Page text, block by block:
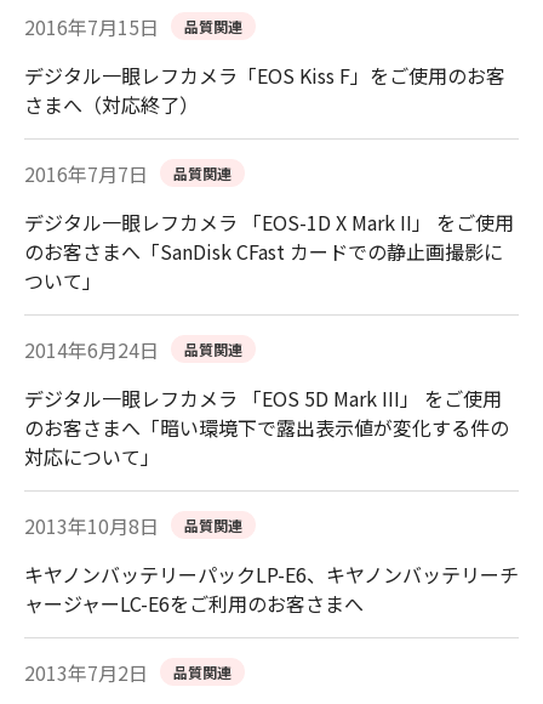
2016年7月15日 品質関連
デジタル一眼レフカメラ「EOS Kiss F」をご使用のお客
さまへ（対応終了）
2016年7月7日 品質関連
デジタル一眼レフカメラ 「EOS-1D X Mark II」 をご使用
のお客さまへ「SanDisk CFast カードでの静止画撮影に
ついて」
2014年6月24日 品質関連
デジタル一眼レフカメラ 「EOS 5D Mark III」 をご使用
のお客さまへ「暗い環境下で露出表示値が変化する件の
対応について」
2013年10月8日 品質関連
キヤノンバッテリーパックLP-E6、キヤノンバッテリーチ
ャージャーLC-E6をご利用のお客さまへ
2013年7月2日 品質関連